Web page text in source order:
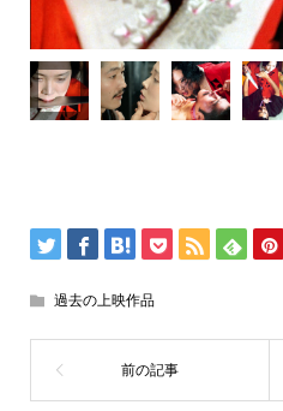
過去の上映作品